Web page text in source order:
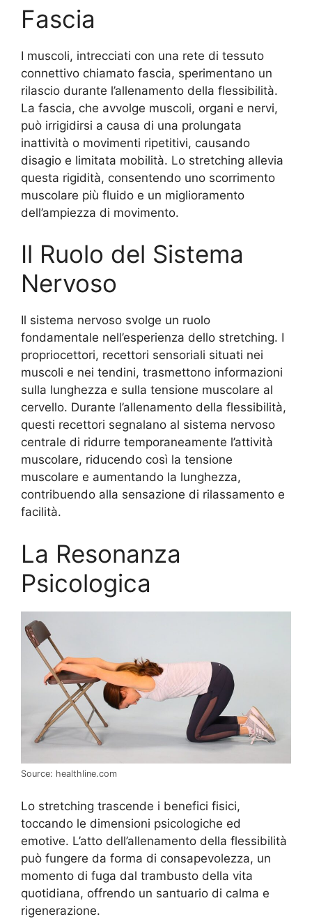
Fascia
I muscoli, intrecciati con una rete di tessuto
connettivo chiamato fascia, sperimentano un
rilascio durante l’allenamento della flessibilità.
La fascia, che avvolge muscoli, organi e nervi,
può irrigidirsi a causa di una prolungata
inattività o movimenti ripetitivi, causando
disagio e limitata mobilità. Lo stretching allevia
questa rigidità, consentendo uno scorrimento
muscolare più fluido e un miglioramento
dell’ampiezza di movimento.
Il Ruolo del Sistema
Nervoso
Il sistema nervoso svolge un ruolo
fondamentale nell’esperienza dello stretching. I
propriocettori, recettori sensoriali situati nei
muscoli e nei tendini, trasmettono informazioni
sulla lunghezza e sulla tensione muscolare al
cervello. Durante l’allenamento della flessibilità,
questi recettori segnalano al sistema nervoso
centrale di ridurre temporaneamente l’attività
muscolare, riducendo così la tensione
muscolare e aumentando la lunghezza,
contribuendo alla sensazione di rilassamento e
facilità.
La Resonanza
Psicologica
Source: healthline.com
Lo stretching trascende i benefici fisici,
toccando le dimensioni psicologiche ed
emotive. L’atto dell’allenamento della flessibilità
può fungere da forma di consapevolezza, un
momento di fuga dal trambusto della vita
quotidiana, offrendo un santuario di calma e
rigenerazione.